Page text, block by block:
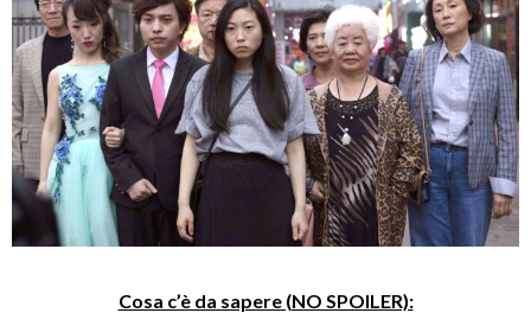
Cosa c’è da sapere (NO SPOILER):